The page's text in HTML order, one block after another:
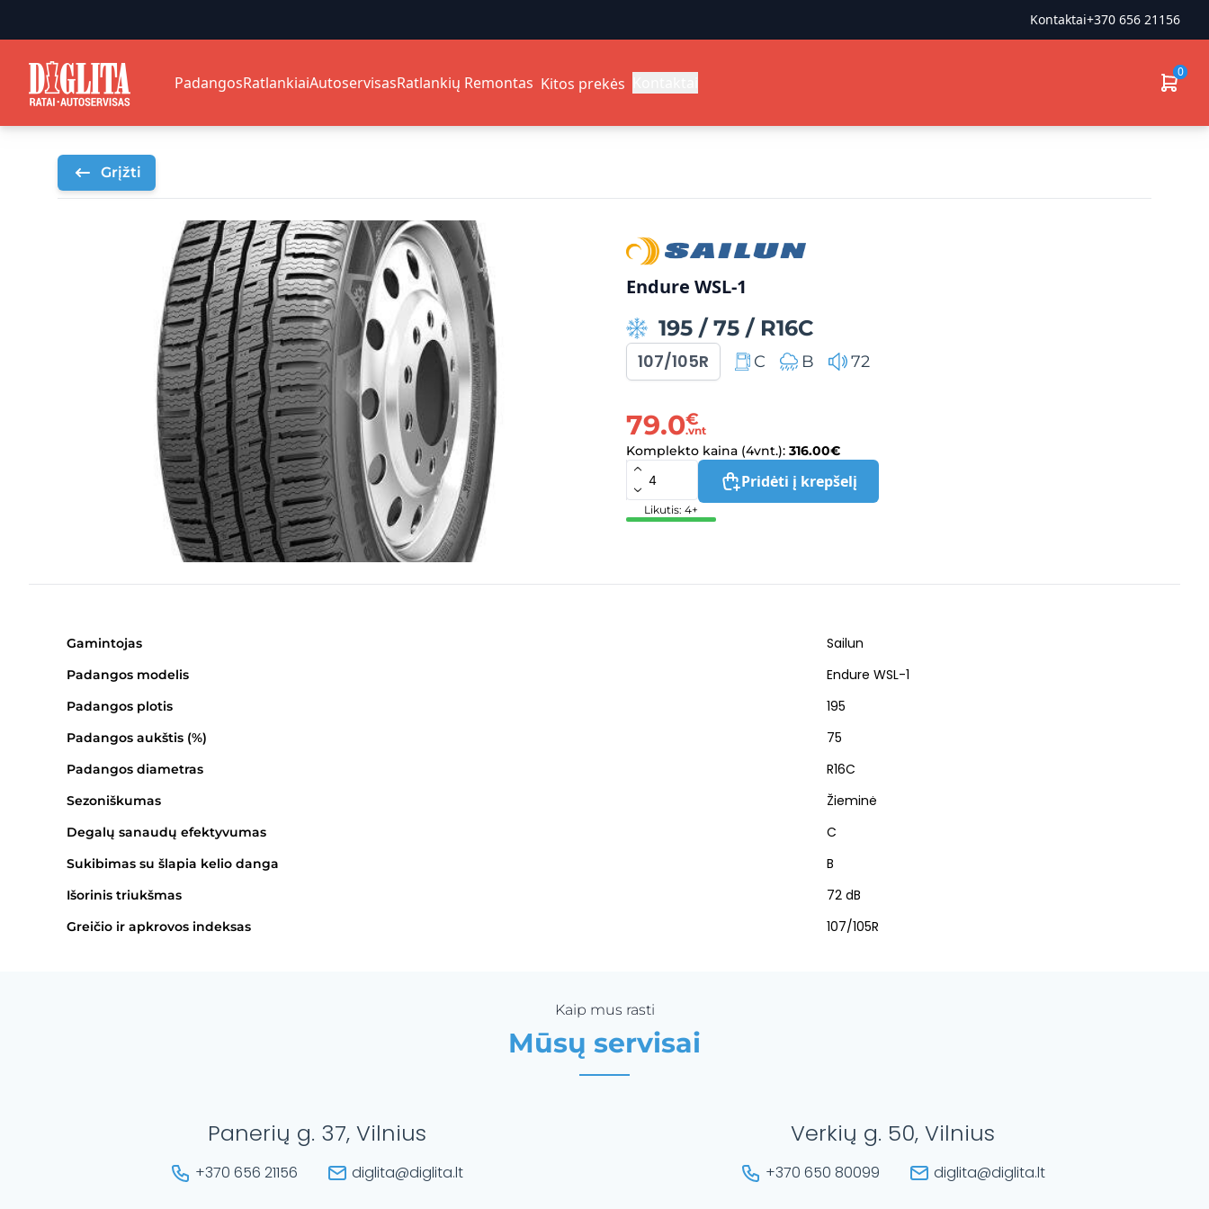
Kontaktai+370 656 21156
PadangosRatlankiaiAutoservisasRatlankių Remontas Kitos prekės
0
Grįžti
Endure WSL-1
195 / 75 / R16C
107/105R C B 72
79.0€
.vnt
Komplekto kaina (4vnt.): 316.00€
Pridėti į krepšelį
Likutis: 4+
Gamintojas Sailun
Padangos modelis Endure WSL-1
Padangos plotis 195
Padangos aukštis (%) 75
Padangos diametras R16C
Sezoniškumas Žieminė
Degalų sanaudų efektyvumas C
Sukibimas su šlapia kelio danga B
Išorinis triukšmas 72 dB
Greičio ir apkrovos indeksas 107/105R
Kaip mus rasti
Mūsų servisai
Panerių g. 37, Vilnius
+370 656 21156 diglita@diglita.lt
Verkių g. 50, Vilnius
+370 650 80099 diglita@diglita.lt